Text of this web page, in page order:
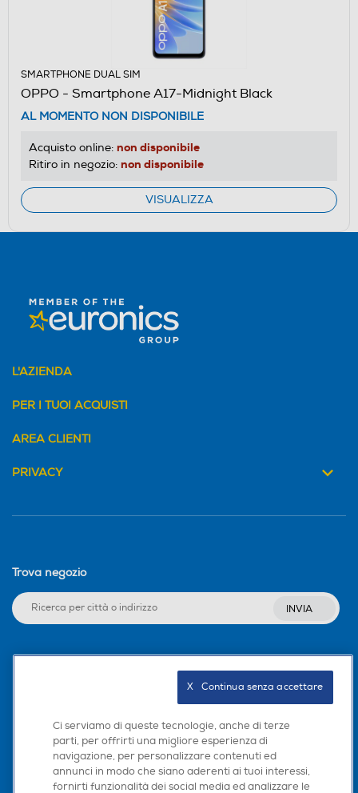
SMARTPHONE DUAL SIM
OPPO - Smartphone A17-Midnight Black
AL MOMENTO NON DISPONIBILE
Acquisto online: non disponibile
Ritiro in negozio: non disponibile
VISUALIZZA
L'AZIENDA
PER I TUOI ACQUISTI
AREA CLIENTI
PRIVACY
Trova negozio
INVIA
Scarica la nostra app
Ci serviamo di queste tecnologie, anche di terze
parti, per offrirti una migliore esperienza di
navigazione, per personalizzare contenuti ed
annunci in modo che siano aderenti ai tuoi interessi,
fornirti funzionalità dei social media ed analizzare le
X   Continua senza accettare